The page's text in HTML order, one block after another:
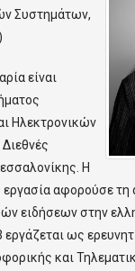
Συστημάτων,
είναι
Ηλεκτρονικών
Η
αφορούσε τη
ειδήσεων στην
εργάζεται ως
και